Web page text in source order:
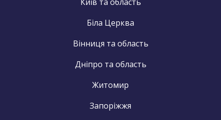
Біла Церква
Вінниця та область
Дніпро та область
Житомир
Запоріжжя